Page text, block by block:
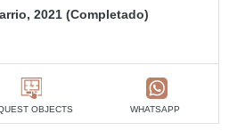
2021 (Completado)
OBJECTS WHATSAPP